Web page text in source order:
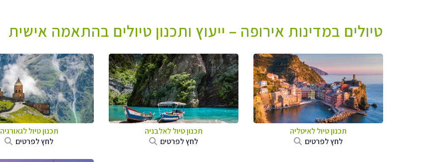
טיולים במדינות אירופה – ייעוץ ותכנון טיולים בהתאמה אישית
תכנון טיול לאיטליה
לחץ לפרטים
תכנון טיול לאלבניה
לחץ לפרטים
תכנון טיול לגאורגיה
לחץ לפרטים